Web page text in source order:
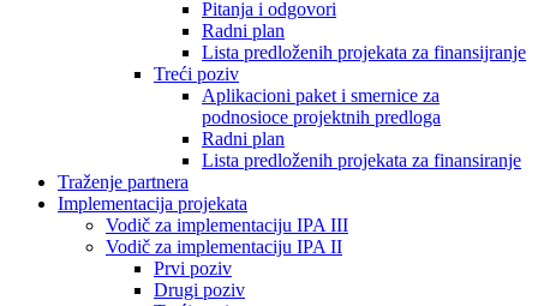
Pitanja i odgovori
Radni plan
Lista predloženih projekata za finansijranje
Treći poziv
Aplikacioni paket i smernice za
podnosioce projektnih predloga
Radni plan
Lista predloženih projekata za finansiranje
Traženje partnera
Implementacija projekata
Vodič za implementaciju IPA III
Vodič za implementaciju IPA II
Prvi poziv
Drugi poziv